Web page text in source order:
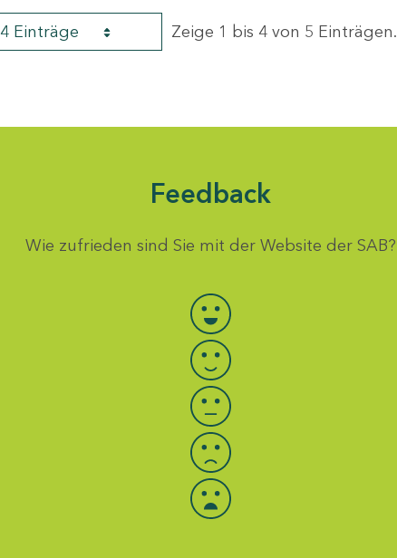
4 Einträge Zeige 1 bis 4 von 5 Einträgen.
Feedback
Wie zufrieden sind Sie mit der Website der SAB?
Bewertung auswählen